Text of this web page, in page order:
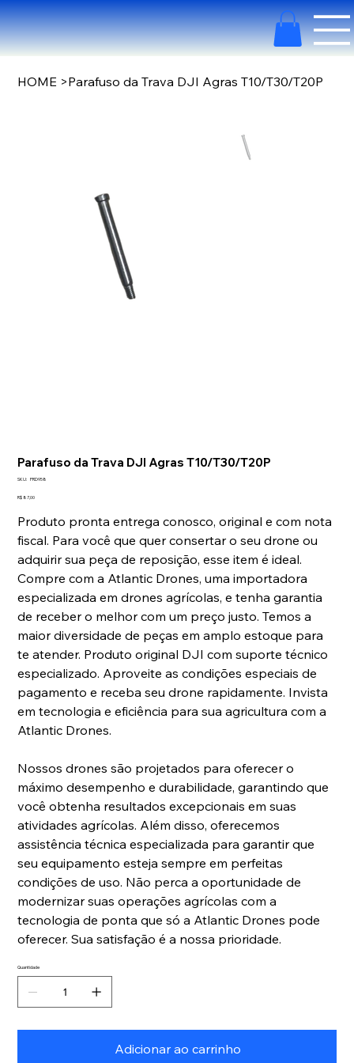
HOME >Parafuso da Trava DJI Agras T10/T30/T20P
Parafuso da Trava DJI Agras T10/T30/T20P
SKU: SKU
PRD958
Preço
R$ 87,00
Produto pronta entrega conosco, original e com nota
fiscal. Para você que quer consertar o seu drone ou
adquirir sua peça de reposição, esse item é ideal.
Compre com a Atlantic Drones, uma importadora
especializada em drones agrícolas, e tenha garantia
de receber o melhor com um preço justo. Temos a
maior diversidade de peças em amplo estoque para
te atender. Produto original DJI com suporte técnico
especializado. Aproveite as condições especiais de
pagamento e receba seu drone rapidamente. Invista
em tecnologia e eficiência para sua agricultura com a
Atlantic Drones.
Nossos drones são projetados para oferecer o
máximo desempenho e durabilidade, garantindo que
você obtenha resultados excepcionais em suas
atividades agrícolas. Além disso, oferecemos
assistência técnica especializada para garantir que
seu equipamento esteja sempre em perfeitas
condições de uso. Não perca a oportunidade de
modernizar suas operações agrícolas com a
tecnologia de ponta que só a Atlantic Drones pode
oferecer. Sua satisfação é a nossa prioridade.
Quantidade
Adicionar ao carrinho